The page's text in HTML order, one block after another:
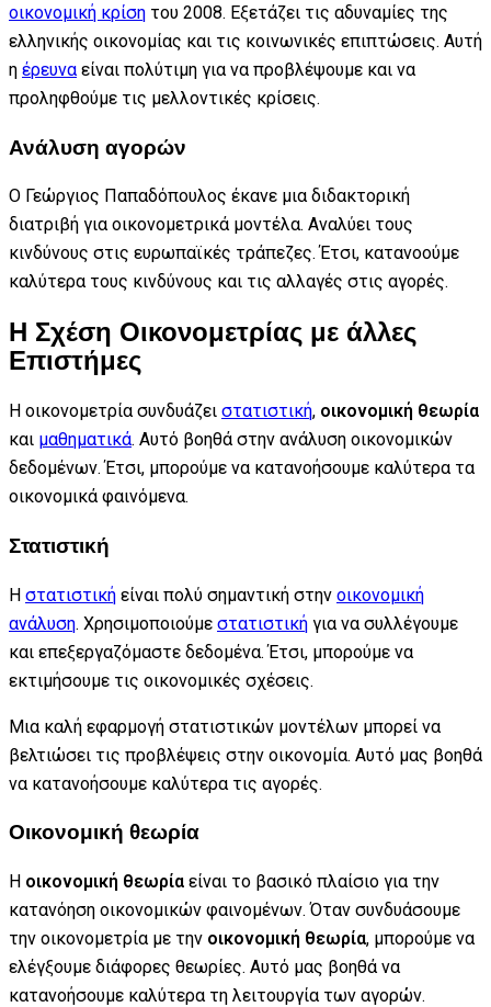
οικονομική κρίση του 2008. Εξετάζει τις αδυναμίες της
ελληνικής οικονομίας και τις κοινωνικές επιπτώσεις. Αυτή
η έρευναείναι πολύτιμη για να προβλέψουμε και να
προληφθούμε τις μελλοντικές κρίσεις.
Ανάλυση αγορών
Ο Γεώργιος Παπαδόπουλος έκανε μια διδακτορική
διατριβή για οικονομετρικά μοντέλα. Αναλύει τους
κινδύνους στις ευρωπαϊκές τράπεζες. Έτσι, κατανοούμε
καλύτερα τους κινδύνους και τις αλλαγές στις αγορές.
Η Σχέση Οικονομετρίας με άλλες
Επιστήμες
Η οικονομετρία συνδυάζει στατιστική, οικονομική θεωρία
και μαθηματικά. Αυτό βοηθά στην ανάλυση οικονομικών
δεδομένων. Έτσι, μπορούμε να κατανοήσουμε καλύτερα τα
οικονομικά φαινόμενα.
Στατιστική
Η στατιστική είναι πολύ σημαντική στην οικονομική
ανάλυση. Χρησιμοποιούμε στατιστική για να συλλέγουμε
και επεξεργαζόμαστε δεδομένα. Έτσι, μπορούμε να
εκτιμήσουμε τις οικονομικές σχέσεις.
Μια καλή εφαρμογή στατιστικών μοντέλων μπορεί να
βελτιώσει τις προβλέψεις στην οικονομία. Αυτό μας βοηθά
να κατανοήσουμε καλύτερα τις αγορές.
Οικονομική θεωρία
Η οικονομική θεωρία είναι το βασικό πλαίσιο για την
κατανόηση οικονομικών φαινομένων. Όταν συνδυάσουμε
την οικονομετρία με την οικονομική θεωρία, μπορούμε να
ελέγξουμε διάφορες θεωρίες. Αυτό μας βοηθά να
κατανοήσουμε καλύτερα τη λειτουργία των αγορών.